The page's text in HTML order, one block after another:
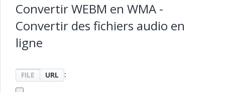
Convertir WEBM en WMA -
Convertir des fichiers audio en
ligne
FILE URL :